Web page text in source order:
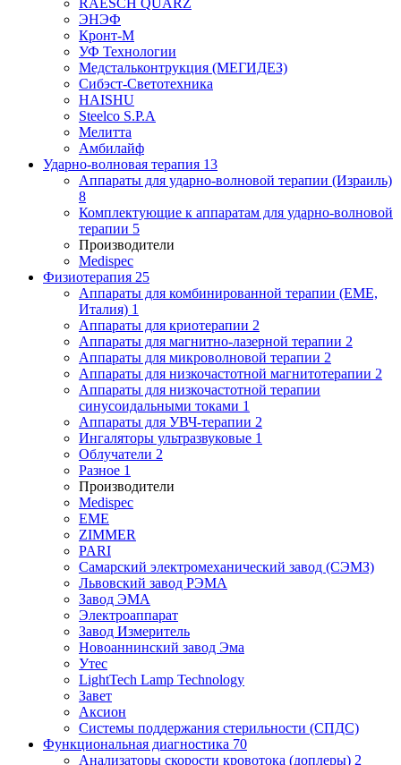
ЭНЭФ
Кронт-М
УФ Технологии
Медстальконтрукция (МЕГИДЕЗ)
Сибэст-Светотехника
HAISHU
Steelco S.P.A
Мелитта
Амбилайф
Ударно-волновая терапия 13
Аппараты для ударно-волновой терапии (Израиль)
8
Комплектующие к аппаратам для ударно-волновой
терапии 5
Производители
Medispec
Физиотерапия 25
Аппараты для комбинированной терапии (EME,
Италия) 1
Аппараты для криотерапии 2
Аппараты для магнитно-лазерной терапии 2
Аппараты для микроволновой терапии 2
Аппараты для низкочастотной магнитотерапии 2
Аппараты для низкочастотной терапии
синусоидальными токами 1
Аппараты для УВЧ-терапии 2
Ингаляторы ультразвуковые 1
Облучатели 2
Разное 1
Производители
Medispec
EME
ZIMMER
PARI
Самарский электромеханический завод (СЭМЗ)
Львовский завод РЭМА
Завод ЭМА
Электроаппарат
Завод Измеритель
Новоаннинский завод Эма
Утес
LightTech Lamp Technology
Завет
Аксион
Системы поддержания стерильности (СПДС)
Функциональная диагностика 70
Анализаторы скорости кровотока (доплеры) 2